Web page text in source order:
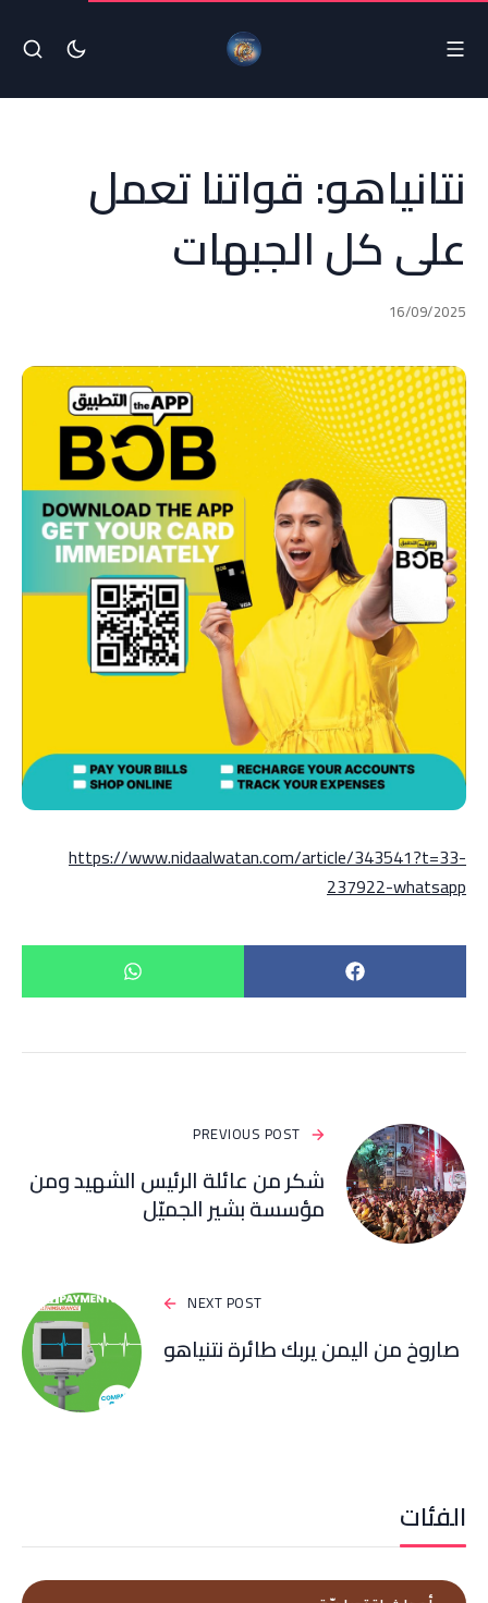
نتانياهو: قواتنا تعمل
على كل الجبهات
16/09/2025
https://www.nidaalwatan.com/article/343541?t=33-
237922-whatsapp
PREVIOUS POST
شكر من عائلة الرئيس الشهيد ومن
مؤسسة بشير الجميّل
NEXT POST
صاروخ من اليمن يربك طائرة نتنياهو
الفئات